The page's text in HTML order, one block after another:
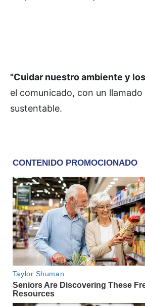
"Cuidar nuestro ambiente y
el comunicado, con un
sustentable.